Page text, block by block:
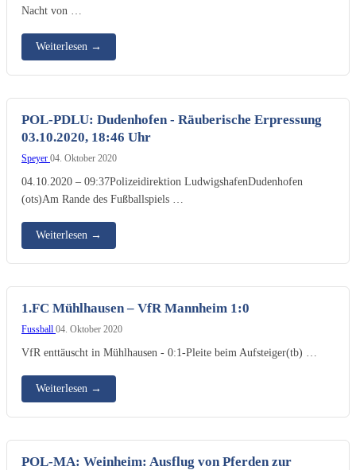
Nacht von …
Weiterlesen →
POL-PDLU: Dudenhofen - Räuberische Erpressung
03.10.2020, 18:46 Uhr
Speyer 04. Oktober 2020
04.10.2020 – 09:37Polizeidirektion LudwigshafenDudenhofen
(ots)Am Rande des Fußballspiels …
Weiterlesen →
1.FC Mühlhausen – VfR Mannheim 1:0
Fussball 04. Oktober 2020
VfR enttäuscht in Mühlhausen - 0:1-Pleite beim Aufsteiger(tb) …
Weiterlesen →
POL-MA: Weinheim: Ausflug von Pferden zur